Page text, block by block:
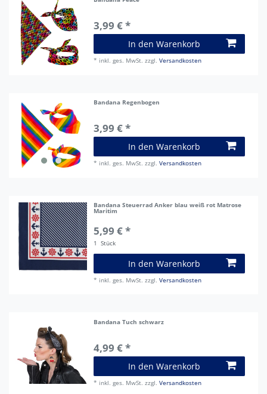
3,99 € *
In den Warenkorb
* inkl. ges. MwSt. zzgl.Versandkosten
Bandana Regenbogen
3,99 € *
In den Warenkorb
* inkl. ges. MwSt. zzgl.Versandkosten
Bandana Steuerrad Anker blau weiß rot Matrose
Maritim
5,99 € *
1 Stück
In den Warenkorb
* inkl. ges. MwSt. zzgl.Versandkosten
Bandana Tuch schwarz
4,99 € *
In den Warenkorb
* inkl. ges. MwSt. zzgl.Versandkosten